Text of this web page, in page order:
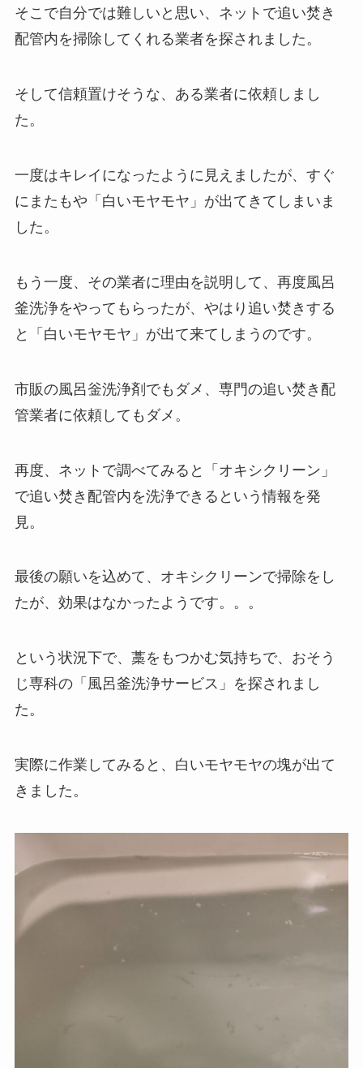
そこで自分では難しいと思い、ネットで追い焚き
配管内を掃除してくれる業者を探されました。
そして信頼置けそうな、ある業者に依頼しまし
た。
一度はキレイになったように見えましたが、すぐ
にまたもや「白いモヤモヤ」が出てきてしまいま
した。
もう一度、その業者に理由を説明して、再度風呂
釜洗浄をやってもらったが、やはり追い焚きする
と「白いモヤモヤ」が出て来てしまうのです。
市販の風呂釡洗浄剤でもダメ、専門の追い焚き配
管業者に依頼してもダメ。
再度、ネットで調べてみると「オキシクリーン」
で追い焚き配管内を洗浄できるという情報を発
見。
最後の願いを込めて、オキシクリーンで掃除をし
たが、効果はなかったようです。。。
という状況下で、藁をもつかむ気持ちで、おそう
じ専科の「風呂釜洗浄サービス」を探されまし
た。
実際に作業してみると、白いモヤモヤの塊が出て
きました。